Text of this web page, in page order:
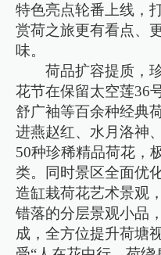
特色亮点轮番上线，
赏荷之旅更有看点、
味。
荷品扩容提质，
花节在保留太空莲36
舒广袖等百余种经典
进燕赵红、水月洛神
50种珍稀精品荷花，
类。同时景区全面优
造缸栽荷花艺术景观
错落的分层景观小品
成，全方位提升荷塘